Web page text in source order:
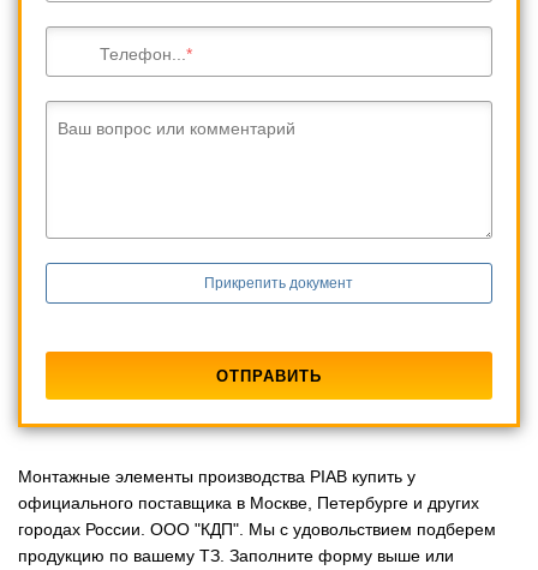
Телефон...
Ваш вопрос или комментарий
Прикрепить документ
Монтажные элементы производства PIAB купить у
официального поставщика в Москве, Петербурге и других
городах России. ООО "КДП". Мы с удовольствием подберем
продукцию по вашему ТЗ. Заполните форму выше или